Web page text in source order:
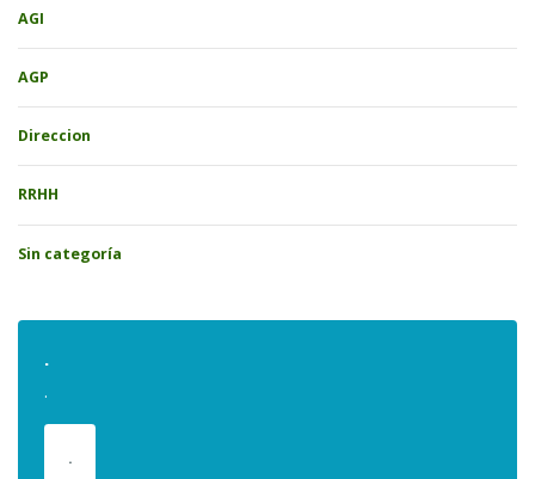
AGI
AGP
Direccion
RRHH
Sin categoría
.
.
.